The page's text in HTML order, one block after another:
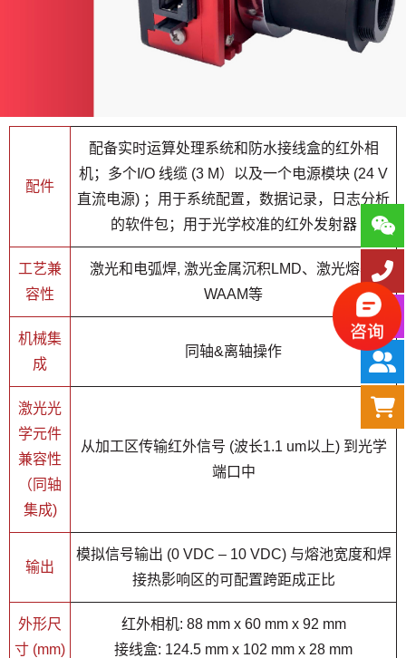
配件
配备实时运算处理系统和防水接线盒的红外相
机；多个I/O 线缆 (3 M）以及一个电源模块 (24 V
直流电源) ；用于系统配置，数据记录，日志分析
的软件包；用于光学校准的红外发射器
工艺兼
容性
激光和电弧焊, 激光金属沉积LMD、激光熔覆,
WAAM等
机械集
成
同轴&离轴操作
激光光
学元件
兼容性
（同轴
集成)
从加工区传输红外信号 (波长1.1 um以上) 到光学
端口中
输出
模拟信号输出 (0 VDC – 10 VDC) 与熔池宽度和焊
接热影响区的可配置跨距成正比
外形尺
寸 (mm)
红外相机: 88 mm x 60 mm x 92 mm
接线盒: 124.5 mm x 102 mm x 28 mm